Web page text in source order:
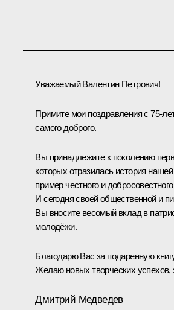
Уважаемый Валентин Петрович!
Примите мои поздравления с 75-
самого доброго.
Вы принадлежите к поколению
которых отразилась история
пример честного и
И сегодня своей общественной и
Вы вносите весомый вклад в
молодёжи.
Благодарю Вас за подаренную
Желаю новых творческих успехов,
Дмитрий Медведев